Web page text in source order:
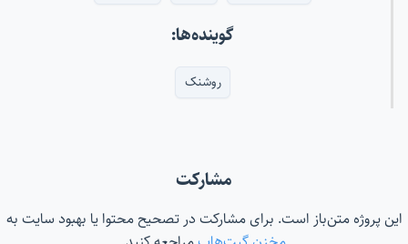
گوینده‌ها:
روشنک
مشارکت
این پروژه متن‌باز است. برای مشارکت در تصحیح محتوا یا بهبود سایت به